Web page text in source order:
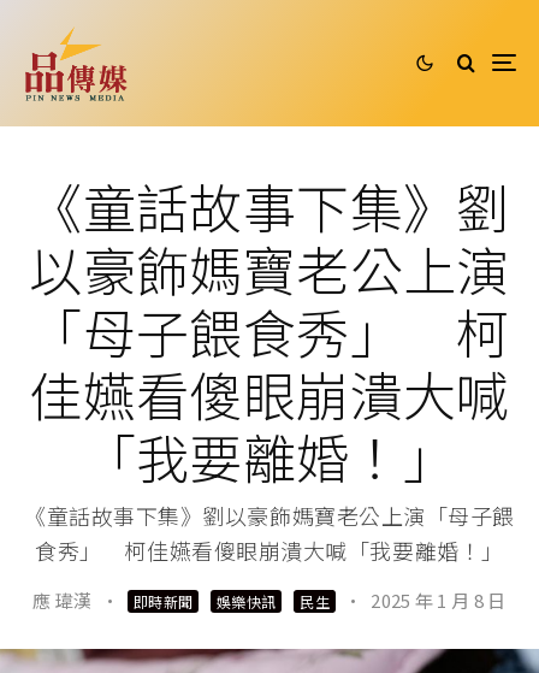
《童話故事下集》劉
以豪飾媽寶老公上演
「母子餵食秀」 柯
佳嬿看傻眼崩潰大喊
「我要離婚！」
《童話故事下集》劉以豪飾媽寶老公上演「母子餵
食秀」 柯佳嬿看傻眼崩潰大喊「我要離婚！」
應 瑋漢 · 即時新聞 娛樂快訊 民生 · 2025 年 1 月 8 日